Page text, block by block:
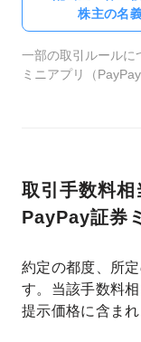
株主の名
一部の取引ルールに
ミニアプリ（
取引手数料相
PayPay証券
約定の都度、所
す。当該手数料
提示価格に含まれ